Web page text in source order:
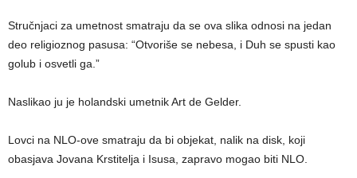
Stručnjaci za umetnost smatraju da se ova slika odnosi na jedan
deo religioznog pasusa: “Otvoriše se nebesa, i Duh se spusti kao
golub i osvetli ga.”
Naslikao ju je holandski umetnik Art de Gelder.
Lovci na NLO-ove smatraju da bi objekat, nalik na disk, koji
obasjava Jovana Krstitelja i Isusa, zapravo mogao biti NLO.